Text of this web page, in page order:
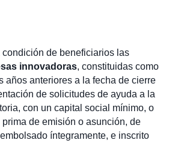
condición de beneficiarios las
innovadoras, constituidas como
años anteriores a la fecha de cierre
de solicitudes de ayuda a la
con un capital social mínimo, o
de emisión o asunción, de
íntegramente, e inscrito